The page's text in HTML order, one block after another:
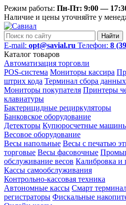
Режим работы: Пн-Пт: 9:00 —
Наличие и цены уточняйте у
Найти
E-mail: opt@savial.ru Телефон: 8
Каталог товаров
Автоматизация торговли
POS-система Мониторы кассира
штрих кода Терминал сбора данных
Мониторы покупателя Принтеры
клавиатуры
Бактерицидные рециркуляторы
Банковское оборудование
Детекторы Купюросчетные
Весовое оборудование
Весы напольные Весы с печатью
торговые Весы фасовочные
обслуживание весов Калибровка и
Кассы самообслуживания
Контрольно-кассовая техника
Автономные кассы Смарт
регистраторы Фискальные